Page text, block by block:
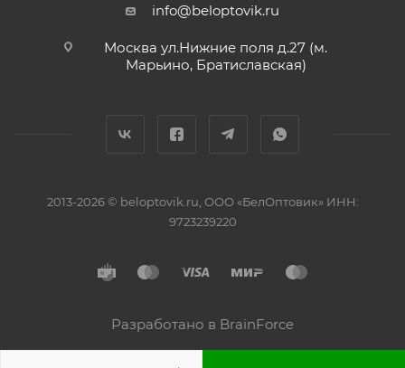
info@beloptovik.ru
Москва ул.Нижние поля д.27 (м.
Марьино, Братиславская)
2013-2026 © beloptovik.ru, ООО «БелОптовик» ИНН:
9723239220
Разработано в BrainForce